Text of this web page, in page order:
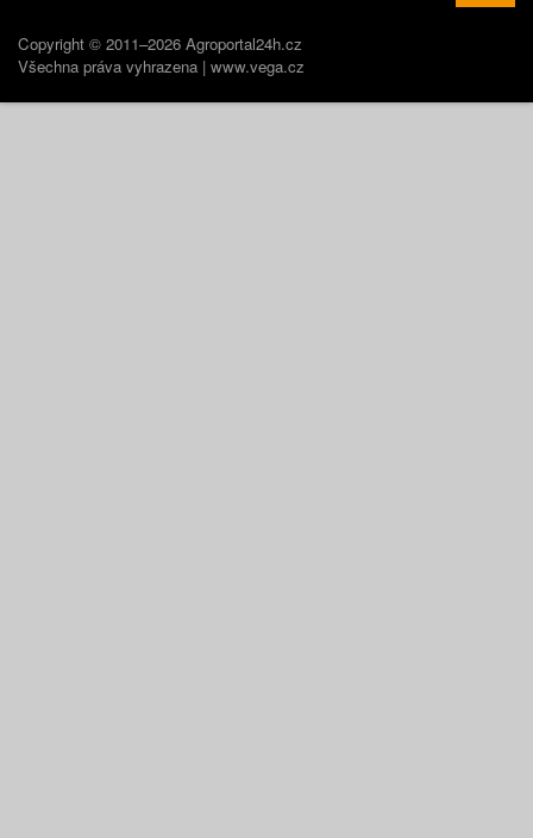
Copyright © 2011–2026 Agroportal24h.cz
Všechna práva vyhrazena | www.vega.cz